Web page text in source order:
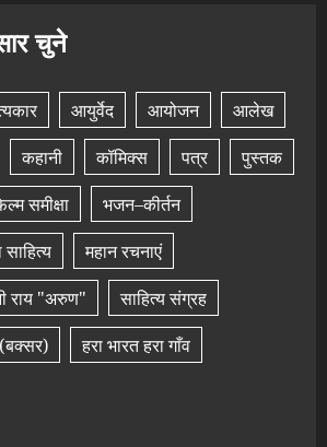
चुने
आयुर्वेद आयोजन
आलेख
कहानी कॉमिक्स पत्र
पुस्तक
समीक्षा
भजन–कीर्तन
महान रचनाएं
राय "अरुण"
साहित्य संग्रह
हरा भारत हरा गाँव